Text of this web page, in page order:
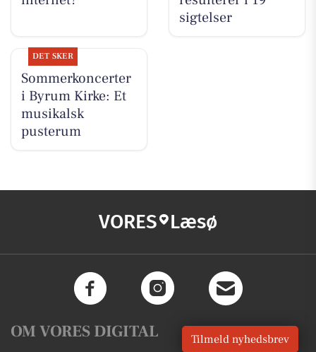
sigtelser
DET SKER
Sommerkoncerter
i Byrum Kirke: Et
musikalsk
pusterum
VORES Læsø
OM VORES DIGITAL Tilmeld nyhedsbrev